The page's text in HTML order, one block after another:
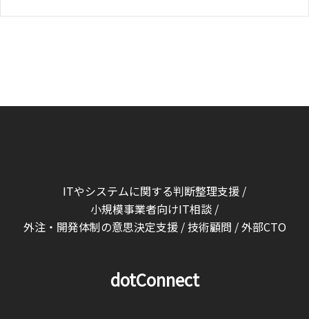
ITやシステムに関する判断整理支援 /
小規模事業者向けIT相談 /
外注・開発体制の意思決定支援 / 技術顧問 / 外部CTO
dotConnect